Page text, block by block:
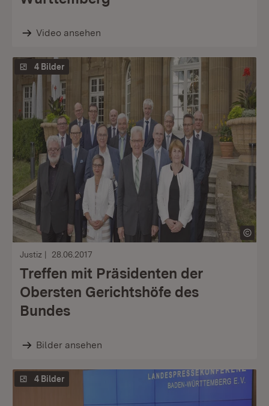
Video ansehen
4 Bilder
Justiz 28.06.2017
Treffen mit Präsidenten der
Obersten Gerichtshöfe des
Bundes
Bilder ansehen
4 Bilder